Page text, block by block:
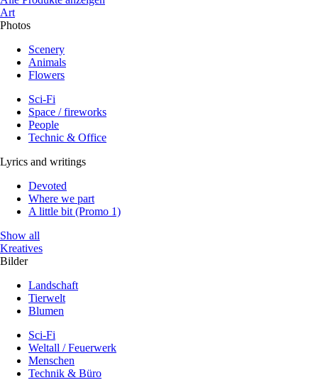
Art
Photos
Scenery
Animals
Flowers
Sci-Fi
Space / fireworks
People
Technic & Office
Lyrics and writings
Devoted
Where we part
A little bit (Promo 1)
Show all
Kreatives
Bilder
Landschaft
Tierwelt
Blumen
Sci-Fi
Weltall / Feuerwerk
Menschen
Technik & Büro